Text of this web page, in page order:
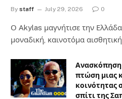
By staff July 29, 2026 0
Ο Αkylas μαγνήτισε την
μοναδική, καινοτόμα
Ανασκόπηση
πτώση μιας
κοινότητας
σπίτι της